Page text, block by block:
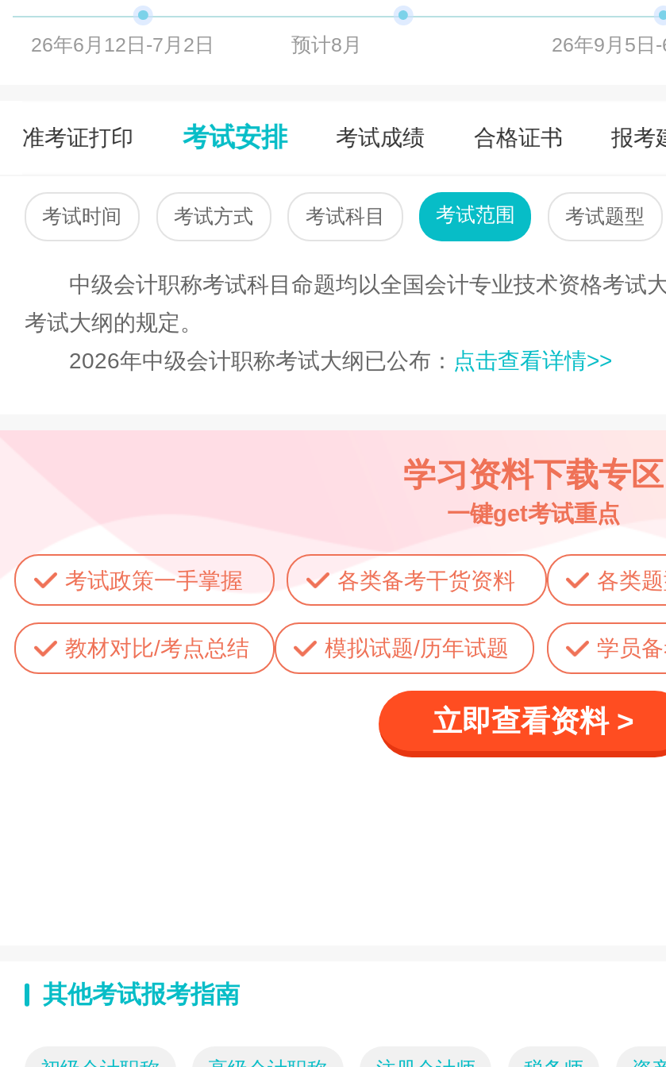
26年6月12日-7月2日 预计8月 26年9月5日-
准考证打印 考试安排 考试成绩 合格证书 报考
考试时间 考试方式 考试科目 考试范围 考试题型
中级会计职称考试科目命题均以全国会计专业技术资格考试
考试大纲的规定。
2026年中级会计职称考试大纲已公布： 点击查看详情>>
学习资料下载专区
一键get考试重点
考试政策一手掌握 各类备考干货资料 各类
教材对比/考点总结 模拟试题/历年试题 学员
立即查看资料 >
其他考试报考指南